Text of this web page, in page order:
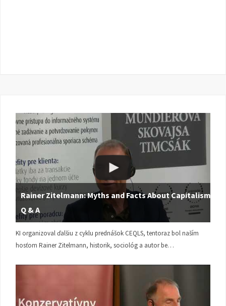
Rainer Zitelmann: Myths and Facts About Capitalism |
Q & A
KI organizoval ďalšiu z cyklu prednášok CEQLS, tentoraz bol naším
hosťom Rainer Zitelmann, historik, sociológ a autor be…